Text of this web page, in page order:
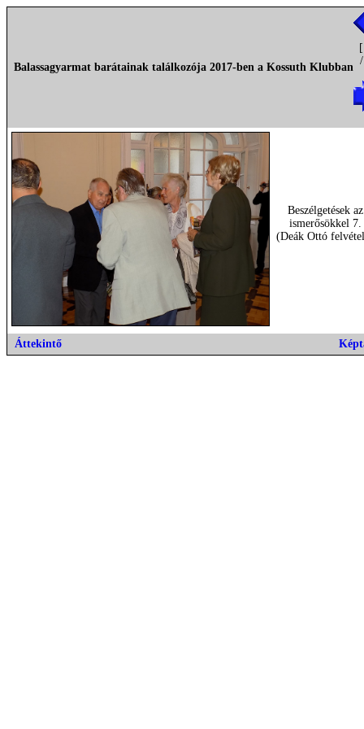
Balassagyarmat barátainak találkozója 2017-ben a Kossuth Klubban
Beszélgetések az
ismerősökkel 7.
(Deák Ottó
Áttekintő